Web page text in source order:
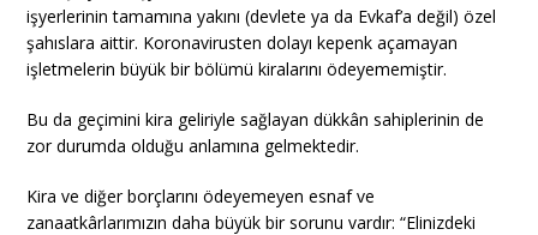
işyerlerinin tamamına yakını (devlete ya da Evkaf’a değil) özel
şahıslara aittir. Koronavirusten dolayı kepenk açamayan
işletmelerin büyük bir bölümü kiralarını ödeyememiştir.
Bu da geçimini kira geliriyle sağlayan dükkân sahiplerinin de
zor durumda olduğu anlamına gelmektedir.
Kira ve diğer borçlarını ödeyemeyen esnaf ve
zanaatkârlarımızın daha büyük bir sorunu vardır: “Elinizdeki